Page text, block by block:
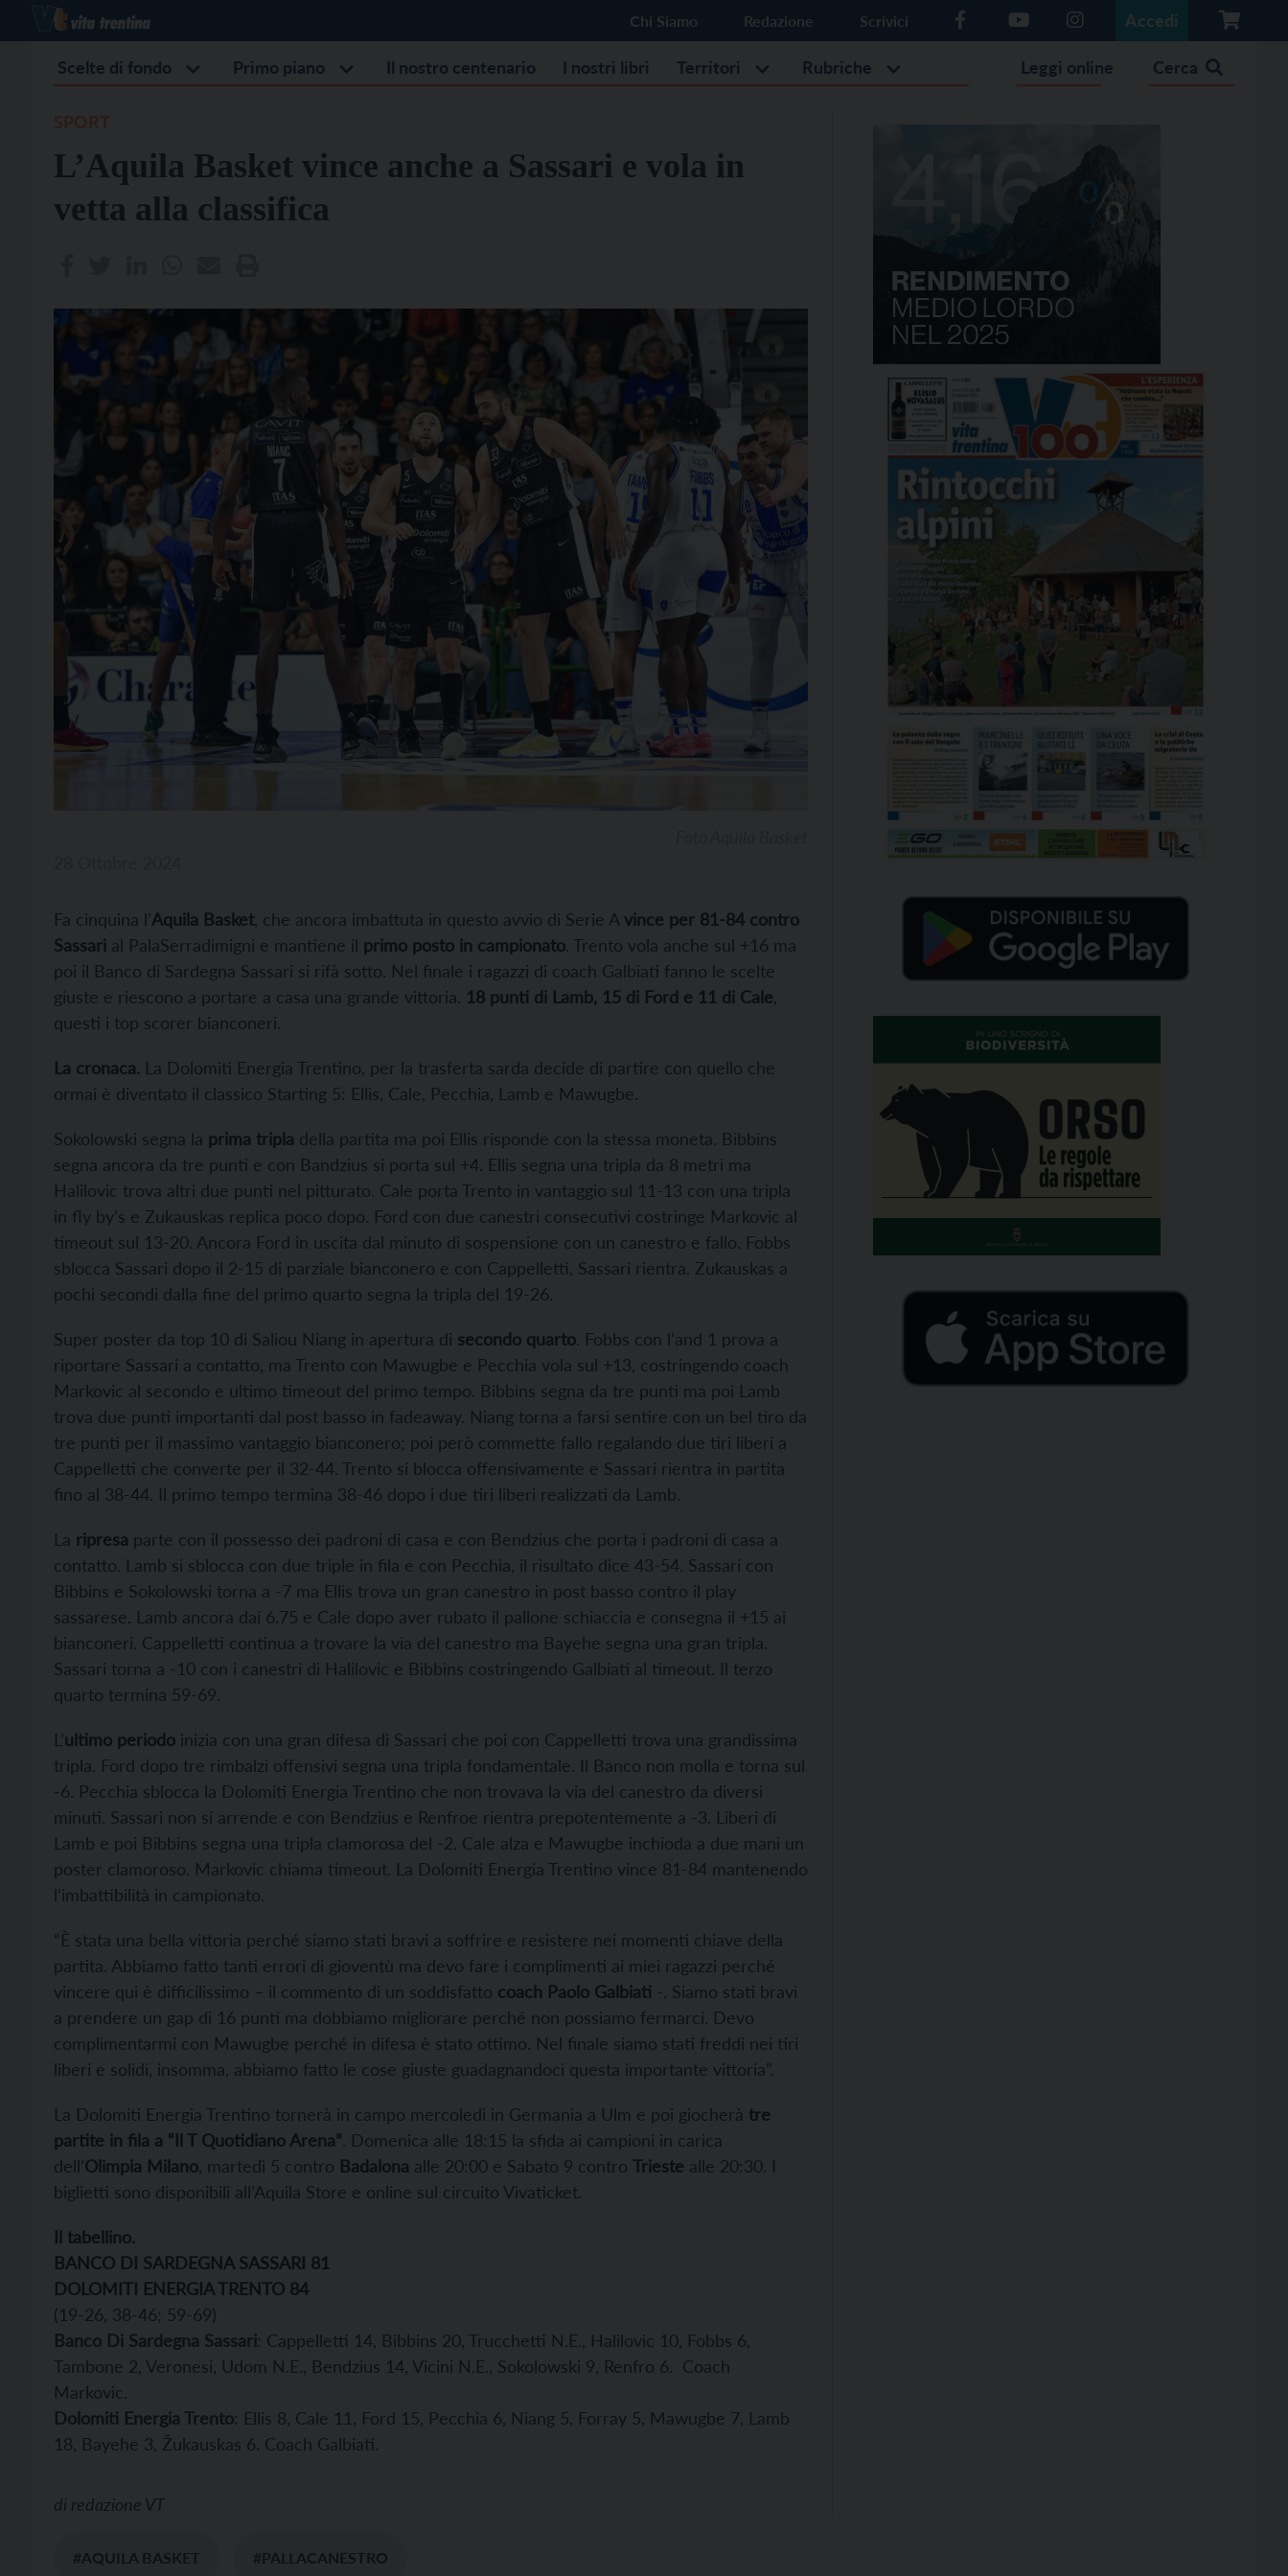
Chi Siamo Redazione Scrivici Accedi
Scelte di fondo Primo piano Il nostro centenario I nostri libri Territori Rubriche Leggi online Cerca
L’Aquila Basket vince anche a Sassari e vola in
vetta alla classifica
Fa cinquina l’Aquila Basket, che ancora imbattuta in questo avvio di Serie A vince per 81-84 contro
Sassari al PalaSerradimigni e mantiene il primo posto in campionato. Trento vola anche sul +16 ma
poi il Banco di Sardegna Sassari si rifà sotto. Nel finale i ragazzi di coach Galbiati fanno le scelte
giuste e riescono a portare a casa una grande vittoria. 18 punti di Lamb, 15 di Ford e 11 di Cale
questi i top scorer bianconeri.
La cronaca. La Dolomiti Energia Trentino, per la trasferta sarda decide di partire con quello che
ormai è diventato il classico Starting 5: Ellis, Cale, Pecchia, Lamb e Mawugbe.
Sokolowski segna la prima tripla della partita ma poi Ellis risponde con la stessa moneta. Bibbins
segna ancora da tre punti e con Bandzius si porta sul +4. Ellis segna una tripla da 8 metri ma
Halilovic trova altri due punti nel pitturato. Cale porta Trento in vantaggio sul 11-13 con una tripla
in fly by’s e Zukauskas replica poco dopo. Ford con due canestri consecutivi costringe Markovic al
timeout sul 13-20. Ancora Ford in uscita dal minuto di sospensione con un canestro e fallo. Fobbs
sblocca Sassari dopo il 2-15 di parziale bianconero e con Cappelletti, Sassari rientra. Zukauskas a
pochi secondi dalla fine del primo quarto segna la tripla del 19-26.
Super poster da top 10 di Saliou Niang in apertura di secondo quarto. Fobbs con l’and 1 prova a
riportare Sassari a contatto, ma Trento con Mawugbe e Pecchia vola sul +13, costringendo coach
Markovic al secondo e ultimo timeout del primo tempo. Bibbins segna da tre punti ma poi Lamb
trova due punti importanti dal post basso in fadeaway. Niang torna a farsi sentire con un bel tiro da
tre punti per il massimo vantaggio bianconero; poi però commette fallo regalando due tiri liberi a
Cappelletti che converte per il 32-44. Trento si blocca offensivamente e Sassari rientra in partita
fino al 38-44. Il primo tempo termina 38-46 dopo i due tiri liberi realizzati da Lamb.
La ripresa parte con il possesso dei padroni di casa e con Bendzius che porta i padroni di casa a
contatto. Lamb si sblocca con due triple in fila e con Pecchia, il risultato dice 43-54. Sassari con
Bibbins e Sokolowski torna a -7 ma Ellis trova un gran canestro in post basso contro il play
sassarese. Lamb ancora dai 6.75 e Cale dopo aver rubato il pallone schiaccia e consegna il +15 ai
bianconeri. Cappelletti continua a trovare la via del canestro ma Bayehe segna una gran tripla.
Sassari torna a -10 con i canestri di Halilovic e Bibbins costringendo Galbiati al timeout. Il terzo
quarto termina 59-69.
L’ultimo periodo inizia con una gran difesa di Sassari che poi con Cappelletti trova una grandissima
tripla. Ford dopo tre rimbalzi offensivi segna una tripla fondamentale. Il Banco non molla e torna sul
-6. Pecchia sblocca la Dolomiti Energia Trentino che non trovava la via del canestro da diversi
minuti. Sassari non si arrende e con Bendzius e Renfroe rientra prepotentemente a -3. Liberi di
Lamb e poi Bibbins segna una tripla clamorosa del -2. Cale alza e Mawugbe inchioda a due mani un
poster clamoroso. Markovic chiama timeout. La Dolomiti Energia Trentino vince 81-84 mantenendo
l’imbattibilità in campionato.
“È stata una bella vittoria perché siamo stati bravi a soffrire e resistere nei momenti chiave della
partita. Abbiamo fatto tanti errori di gioventù ma devo fare i complimenti ai miei ragazzi perché
vincere qui è difficilissimo – il commento di un soddisfatto coach Paolo Galbiati -. Siamo stati bravi
a prendere un gap di 16 punti ma dobbiamo migliorare perché non possiamo fermarci. Devo
complimentarmi con Mawugbe perché in difesa è stato ottimo. Nel finale siamo stati freddi nei tiri
liberi e solidi, insomma, abbiamo fatto le cose giuste guadagnandoci questa importante vittoria”.
La Dolomiti Energia Trentino tornerà in campo mercoledì in Germania a Ulm e poi giocherà tre
partite in fila a “Il T Quotidiano Arena”. Domenica alle 18:15 la sfida ai campioni in carica
dell’Olimpia Milano , martedì 5 contro Badalona alle 20:00 e Sabato 9 contro Trieste alle 20:30. I
biglietti sono disponibili all’Aquila Store e online sul circuito Vivaticket.
Il tabellino.
BANCO DI SARDEGNA SASSARI 81
DOLOMITI ENERGIA TRENTO 84
(19-26, 38-46; 59-69)
Banco Di Sardegna Sassari: Cappelletti 14, Bibbins 20, Trucchetti N.E., Halilovic 10, Fobbs 6,
Tambone 2, Veronesi, Udom N.E., Bendzius 14, Vicini N.E., Sokolowski 9, Renfro 6. Coach
Markovic.
Dolomiti Energia Trento: Ellis 8, Cale 11, Ford 15, Pecchia 6, Niang 5, Forray 5, Mawugbe 7, Lamb
18, Bayehe 3, Žukauskas 6. Coach Galbiati.
di redazione VT
#AQUILA BASKET #PALLACANESTRO